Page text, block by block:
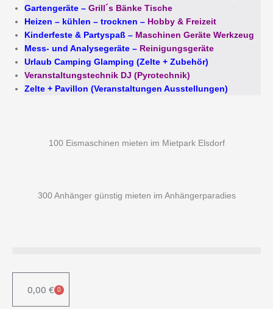
Gartengeräte – Grill´s Bänke Tische
Heizen – kühlen – trocknen – Hobby & Freizeit
Kinderfeste & Partyspaß – Maschinen Geräte Werkzeug
Mess- und Analysegeräte – Reinigungsgeräte
Urlaub Camping Glamping (Zelte + Zubehör)
Veranstaltungstechnik DJ (Pyrotechnik)
Zelte + Pavillon (Veranstaltungen Ausstellungen)
100 Eismaschinen mieten im Mietpark Elsdorf
300 Anhänger günstig mieten im Anhängerparadies
0,00 € 0
WARENKORB